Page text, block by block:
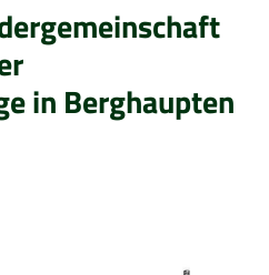
in Berghaupten